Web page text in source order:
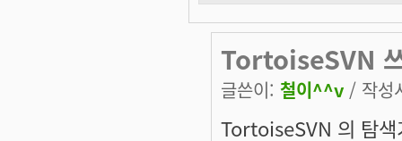
TortoiseSVN
글쓴이: 철이^^v / 작성
TortoiseSVN 의 탐